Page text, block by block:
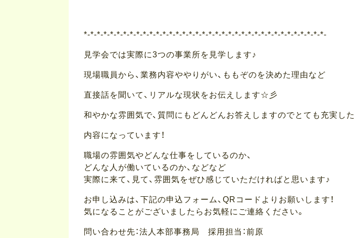
*-*-*-*-*-*-*-*-*-*-*-*-*-*-*-*-*-*-*-*-*-*-*-*-*-*-*-*-*-*-*-*-*-*-*-*-*-
見学会では実際に3つの事業所を見学します♪
現場職員から、業務内容ややりがい、ももぞのを決めた理由など
直接話を聞いて、リアルな現状をお伝えします☆彡
和やかな雰囲気で、質問にもどんどんお答えしますのでとても充実した
内容になっています！
職場の雰囲気やどんな仕事をしているのか、
どんな人が働いているのか、などなど
実際に来て、見て、雰囲気をぜひ感じていただければと思います♪
お申し込みは、下記の申込フォーム、QRコードよりお願いします！
気になることがございましたらお気軽にご連絡ください。
問い合わせ先：法人本部事務局 採用担当：前原